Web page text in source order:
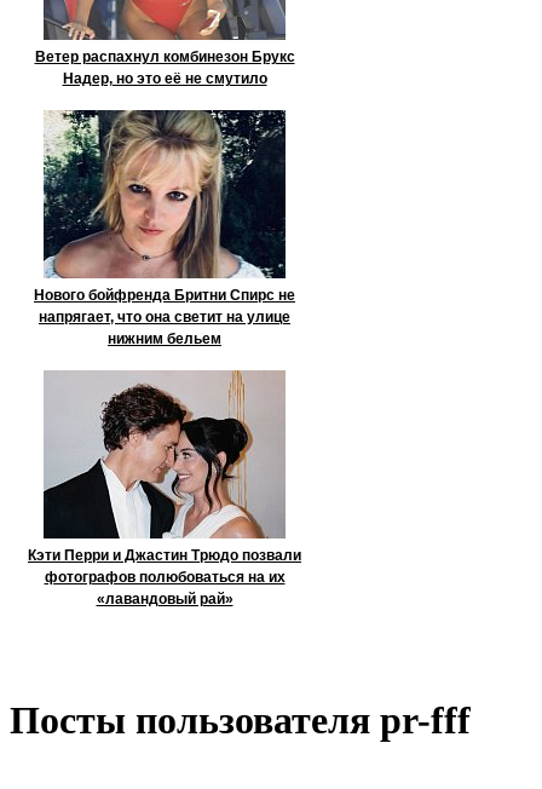
Ветер распахнул комбинезон Брукс
Надер, но это её не смутило
Нового бойфренда Бритни Спирс не
напрягает, что она светит на улице
нижним бельем
Кэти Перри и Джастин Трюдо позвали
фотографов полюбоваться на их
«лавандовый рай»
Посты пользователя pr-fff